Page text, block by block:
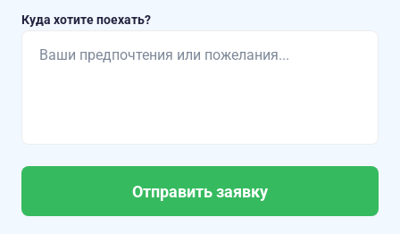
Куда хотите поехать?
Отправить заявку